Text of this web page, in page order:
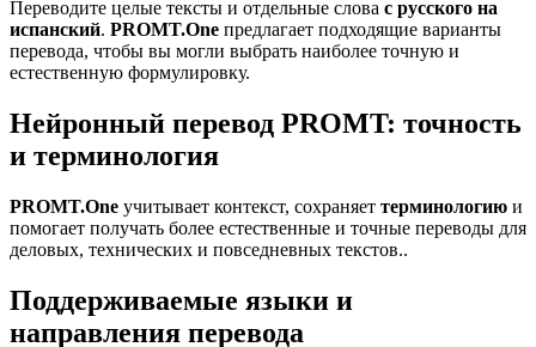
Переводите целые тексты и отдельные слова с русского на
испанский. PROMT.One предлагает подходящие варианты
перевода, чтобы вы могли выбрать наиболее точную и
естественную формулировку.
Нейронный перевод PROMT: точность
и терминология
PROMT.One учитывает контекст, сохраняет терминологию и
помогает получать более естественные и точные переводы для
деловых, технических и повседневных текстов..
Поддерживаемые языки и
направления перевода